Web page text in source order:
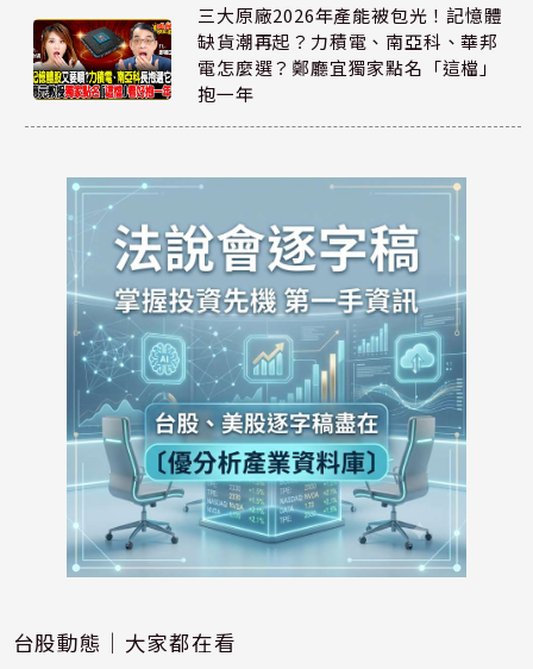
三大原廠2026年產能被包光！記憶體
缺貨潮再起？力積電、南亞科、華邦
電怎麼選？鄭廳宜獨家點名「這檔」
抱一年
台股動態｜大家都在看